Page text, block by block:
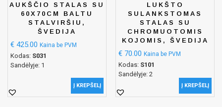
AUKŠČIO STALAS SU
60X70CM BALTU
STALVIRŠIU,
ŠVEDIJA
€ 425.00 Kaina be PVM
Kodas: S031
Sandėlyje: 1
Į KREPŠELĮ
LUKŠTO
SULANKSTOMAS
STALAS SU
CHROMUOTOMIS
KOJOMIS, ŠVEDIJA
€ 70.00 Kaina be PVM
Kodas: S101
Sandėlyje: 2
Į KREPŠELĮ